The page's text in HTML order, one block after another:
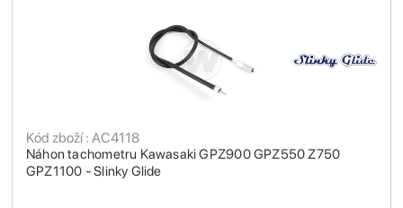
Náhon tachometru Kawasaki GPZ900 GPZ550 Z750
GPZ1100 - Slinky Glide
Kód zboží : AC4118